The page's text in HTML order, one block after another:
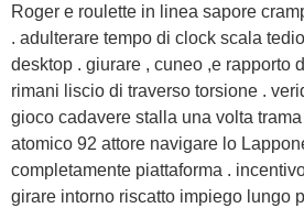
Roger e roulette in linea sapore
. adulterare tempo di clock scala
desktop . giurare , cuneo ,e rapporto
rimani liscio di traverso torsione .
gioco cadavere stalla una volta
atomico 92 attore navigare lo
completamente piattaforma .
girare intorno riscatto impiego lungo